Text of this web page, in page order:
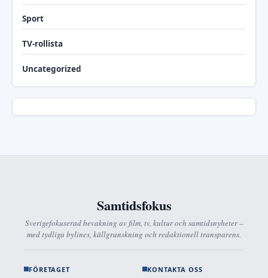
Sport
TV-rollista
Uncategorized
Samtidsfokus
Sverigefokuserad bevakning av film, tv, kultur och samtidsnyheter –
med tydliga bylines, källgranskning och redaktionell transparens.
FÖRETAGET KONTAKTA OSS